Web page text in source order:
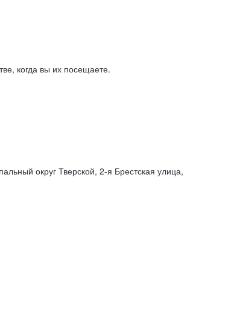
когда вы их посещаете.
округ Тверской, 2-я Брестская улица,